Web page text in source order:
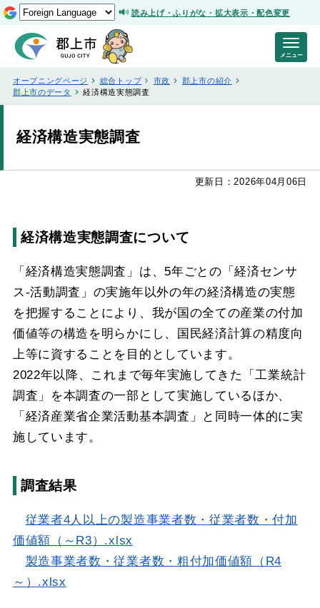
読み上げ・ふりがな・拡大表示・配色変更
オープニングページ 総合トップ 市政
郡上市の紹介
郡上市のデータ
経済構造実態調査
経済構造実態調査
更新日：2026年04月06日
経済構造実態調査について
「経済構造実態調査」は、5年ごとの「経済センサ
ス-活動調査」の実施年以外の年の経済構造の実態
を把握することにより、我が国の全ての産業の付加
価値等の構造を明らかにし、国民経済計算の精度向
上等に資することを目的としています。
2022年以降、これまで毎年実施してきた「工業統計
調査」を本調査の一部として実施しているほか、
「経済産業省企業活動基本調査」と同時一体的に実
施しています。
調査結果
従業者4人以上の製造事業者数・従業者数・付加
価値額（～R3）.xlsx
製造事業者数・従業者数・粗付加価値額（R4
～）.xlsx
メニュー